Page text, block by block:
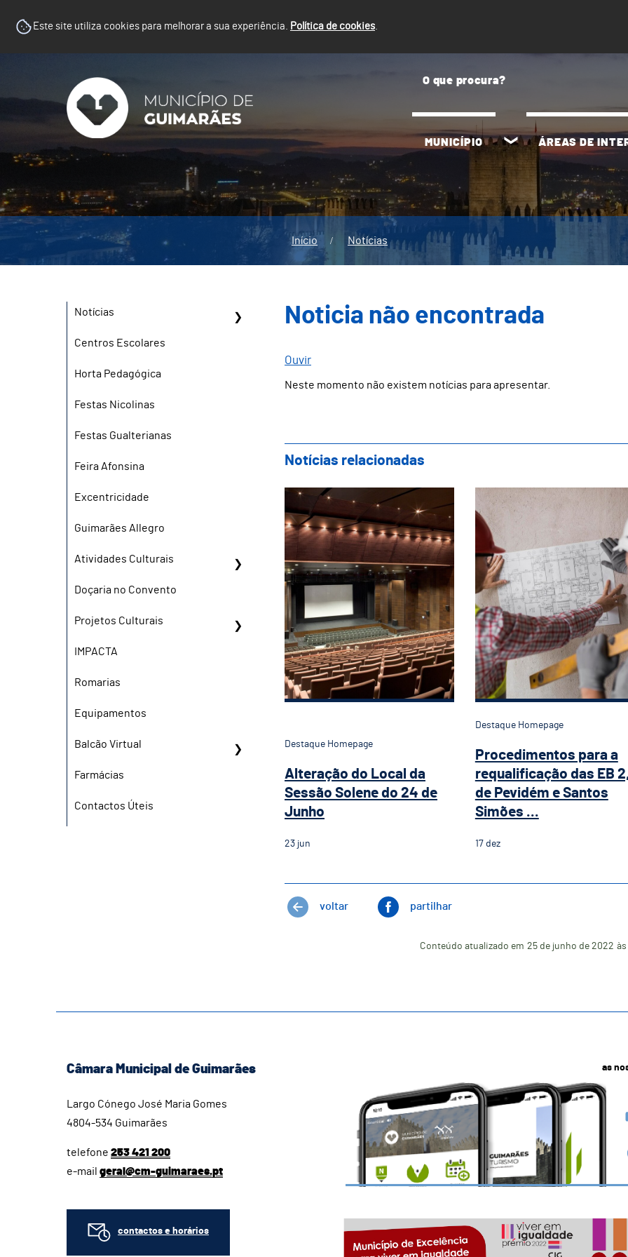
Este site utiliza cookies para melhorar a sua experiência. Política de cookies.
MUNICÍPIO ÁREAS DE
Início Notícias
Notícias
Centros Escolares
Horta Pedagógica
Festas Nicolinas
Festas Gualterianas
Feira Afonsina
Excentricidade
Guimarães Allegro
Atividades Culturais
Doçaria no Convento
Projetos Culturais
IMPACTA
Romarias
Equipamentos
Balcão Virtual
Farmácias
Contactos Úteis
Noticia não encontrada
Ouvir
Neste momento não existem notícias para apresentar.
Notícias relacionadas
Alteração do Local da Sessão Solene do 24
Destaque Homepage
Alteração do Local da
Sessão Solene do 24 de
Junho
23 jun
Procedimentos
Destaque Homepage
Procedimentos para a
requalificação das EB
de Pevidém e Santos
Simões ...
17 dez
voltar partilhar
Conteúdo atualizado em 25 de junho de 2022 às
Câmara Municipal de Guimarães
Largo Cónego José Maria Gomes
4804-534 Guimarães
telefone 253 421 200
e-mail geral@cm-guimaraes.pt
contactos e horários
as